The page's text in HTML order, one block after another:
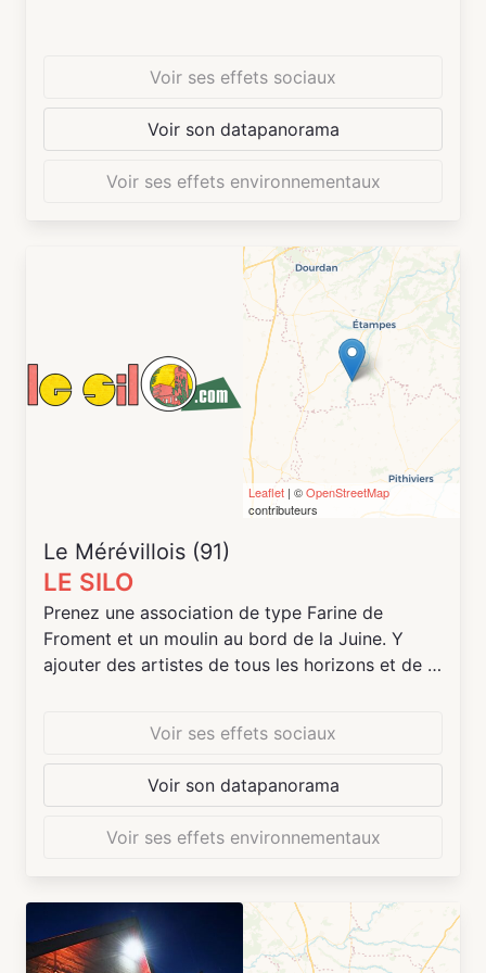
Voir ses effets sociaux
Voir son datapanorama
Voir ses effets environnementaux
Leaflet | ©OpenStreetMap
contributeurs
Le Mérévillois (91)
LE SILO
Prenez une association de type Farine de
Froment et un moulin au bord de la Juine. Y
ajouter des artistes de tous les horizons et de la
présence de compagnies artistiques en
résidence et présenter sous forme de soirées
spectacle, d'ateliers, d'expositions numériques
Voir ses effets sociaux
Voir son datapanorama
Voir ses effets environnementaux